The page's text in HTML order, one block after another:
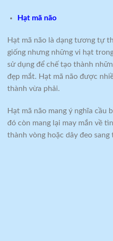
Hạt mã não
Hạt mã não là dạng tương tự
giống nhưng những vi hạt
sử dụng để chế tạo thành
đẹp mắt. Hạt mã não được
thành vừa phải.
Hạt mã não mang ý nghĩa cầu
đó còn mang lại may mắn về
thành vòng hoặc dây đeo sang